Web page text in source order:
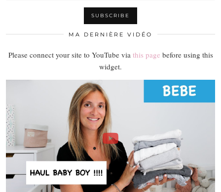
MA DERNIÈRE VIDÉO
Please connect your site to YouTube via this page before using this
widget.